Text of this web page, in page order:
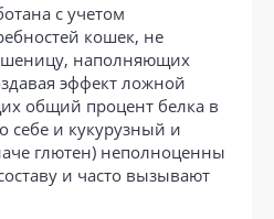
с учетом
кошек, не
наполняющих
эффект ложной
общий процент белка в
себе и кукурузный и
глютен) неполноценны
и часто вызывают